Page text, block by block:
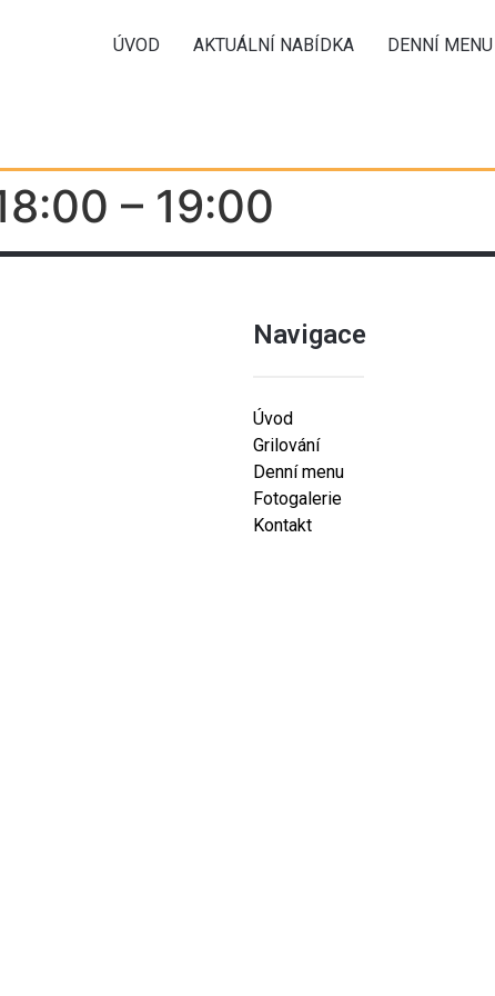
ÚVOD AKTUÁLNÍ NABÍDKA DENNÍ MENU
– 19:00
Navigace
Úvod
Grilování
Denní menu
Fotogalerie
Kontakt